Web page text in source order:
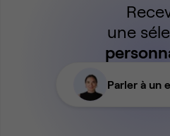
une
Parler à un